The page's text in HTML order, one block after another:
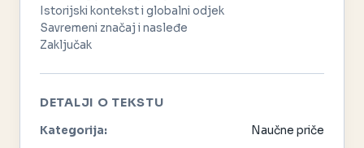
Istorijski kontekst i globalni odjek
Savremeni značaj i nasleđe
Zaključak
DETALJI O TEKSTU
Kategorija:
Naučne priče